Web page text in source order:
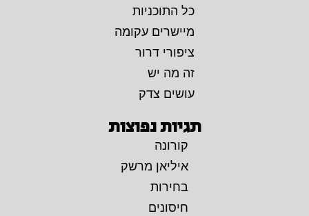
כל התוכניות
מיישרים עקומה
ציפורי דרור
זה מה יש
עושים צדק
תגיות נפוצות
קורונה
איליאן מרשק
בחירות
חיסונים